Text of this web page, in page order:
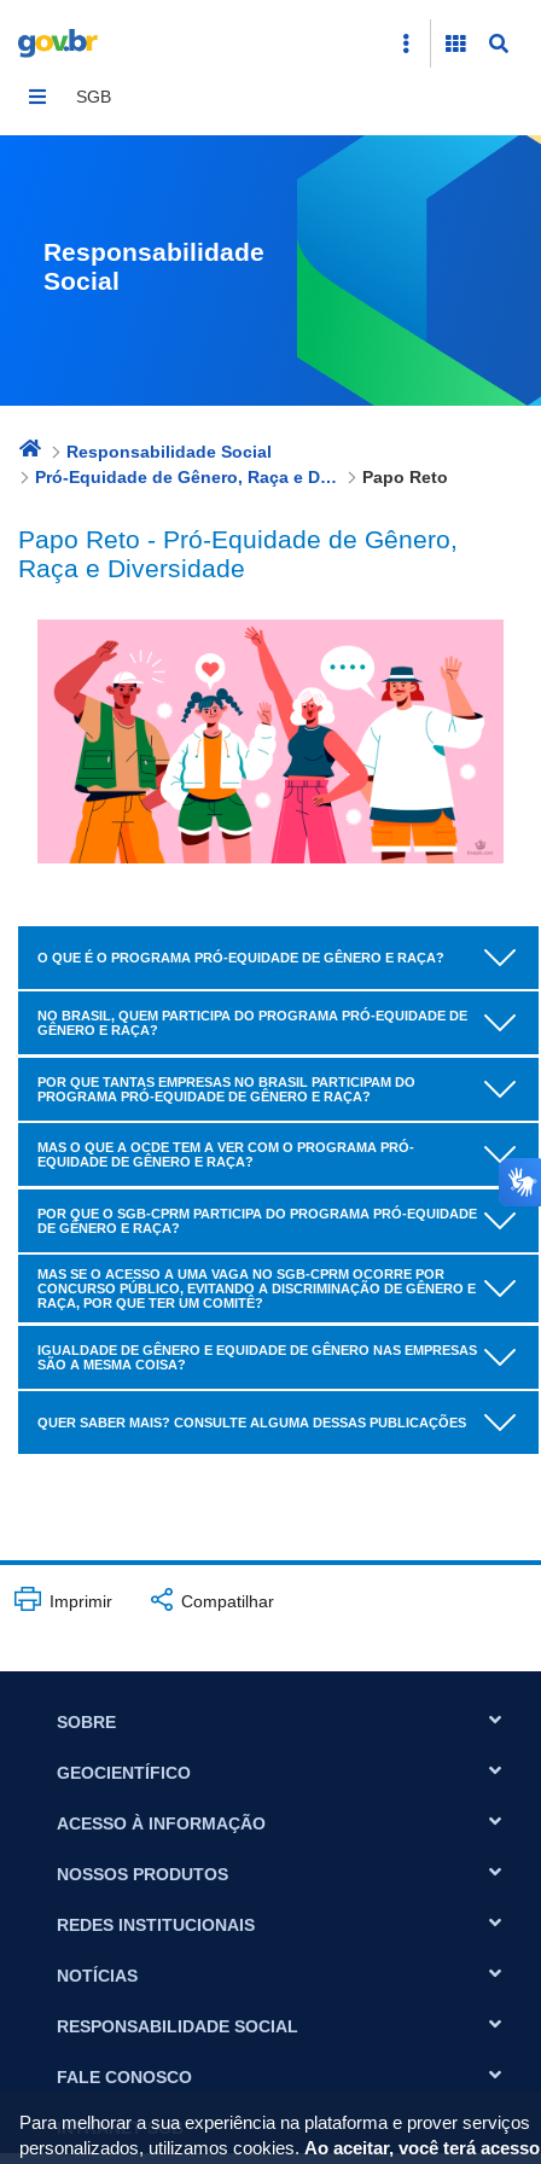
SGB
Responsabilidade
Social
Responsabilidade Social
Pró-Equidade de Gênero, Raça e Diversidade
Papo Reto
Papo Reto - Pró-Equidade de Gênero,
Raça e Diversidade
O QUE É O PROGRAMA PRÓ-EQUIDADE DE GÊNERO E RAÇA?
NO BRASIL, QUEM PARTICIPA DO PROGRAMA PRÓ-EQUIDADE DE
GÊNERO E RAÇA?
POR QUE TANTAS EMPRESAS NO BRASIL PARTICIPAM DO
PROGRAMA PRÓ-EQUIDADE DE GÊNERO E RAÇA?
MAS O QUE A OCDE TEM A VER COM O PROGRAMA PRÓ-
EQUIDADE DE GÊNERO E RAÇA?
POR QUE O SGB-CPRM PARTICIPA DO PROGRAMA PRÓ-EQUIDADE
DE GÊNERO E RAÇA?
MAS SE O ACESSO A UMA VAGA NO SGB-CPRM OCORRE POR
CONCURSO PÚBLICO, EVITANDO A DISCRIMINAÇÃO DE GÊNERO E
RAÇA, POR QUE TER UM COMITÊ?
IGUALDADE DE GÊNERO E EQUIDADE DE GÊNERO NAS EMPRESAS
SÃO A MESMA COISA?
QUER SABER MAIS? CONSULTE ALGUMA DESSAS PUBLICAÇÕES
Imprimir Compatilhar
SOBRE
GEOCIENTÍFICO
ACESSO À INFORMAÇÃO
NOSSOS PRODUTOS
REDES INSTITUCIONAIS
NOTÍCIAS
RESPONSABILIDADE SOCIAL
FALE CONOSCO
INTRANET SGB
Para melhorar a sua experiência na plataforma e prover serviços
personalizados, utilizamos cookies. Ao aceitar, você terá acesso